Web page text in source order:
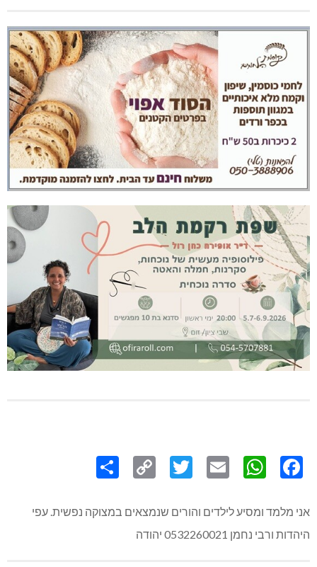
Link
אני מלמד ומסיע לילדים והורים שנמצאים במצוקה נפשית. עפי
היהדות ורבי נחמן 0532260021 יהודה